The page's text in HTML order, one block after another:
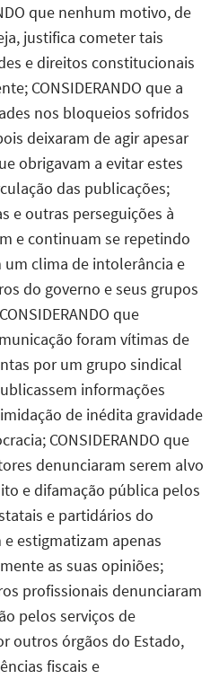
que nenhum motivo, de
justifica cometer tais
e direitos constitucionais
CONSIDERANDO que a
nos bloqueios sofridos
deixaram de agir apesar
obrigavam a evitar estes
das publicações;
e outras perseguições à
e continuam se repetindo
clima de intolerância e
do governo e seus grupos
que
foram vítimas de
por um grupo sindical
informações
de inédita gravidade
CONSIDERANDO que
denunciaram serem alvo
e difamação pública pelos
e partidários do
estigmatizam apenas
as suas opiniões;
profissionais denunciaram
pelos serviços de
outros órgãos do Estado,
fiscais e